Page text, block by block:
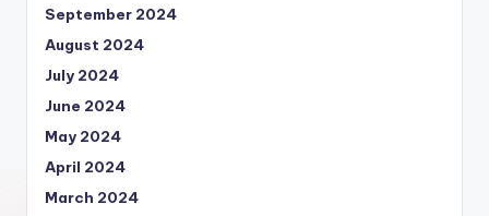
September 2024
August 2024
July 2024
June 2024
May 2024
April 2024
March 2024